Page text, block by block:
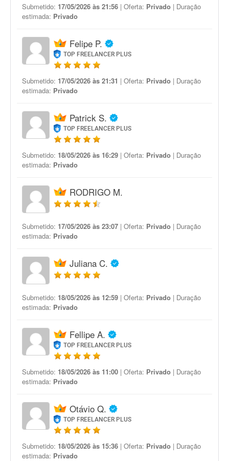
Submetido: 17/05/2026 às 21:56 | Oferta: Privado | Duração
estimada: Privado
Felipe P.
TOP FREELANCER PLUS
Submetido: 17/05/2026 às 21:31 | Oferta: Privado | Duração
estimada: Privado
Patrick S.
TOP FREELANCER PLUS
Submetido: 18/05/2026 às 16:29 | Oferta: Privado | Duração
estimada: Privado
RODRIGO M.
Submetido: 17/05/2026 às 23:07 | Oferta: Privado | Duração
estimada: Privado
Juliana C.
Submetido: 18/05/2026 às 12:59 | Oferta: Privado | Duração
estimada: Privado
Fellipe A.
TOP FREELANCER PLUS
Submetido: 18/05/2026 às 11:00 | Oferta: Privado | Duração
estimada: Privado
Otávio Q.
TOP FREELANCER PLUS
Submetido: 18/05/2026 às 15:36 | Oferta: Privado | Duração
estimada: Privado